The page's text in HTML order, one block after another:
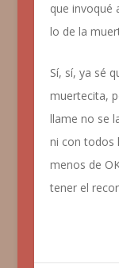
que invoqué
lo de la
Sí, sí, ya sé
muertecita,
llame no se
ni con todos
menos de
tener el